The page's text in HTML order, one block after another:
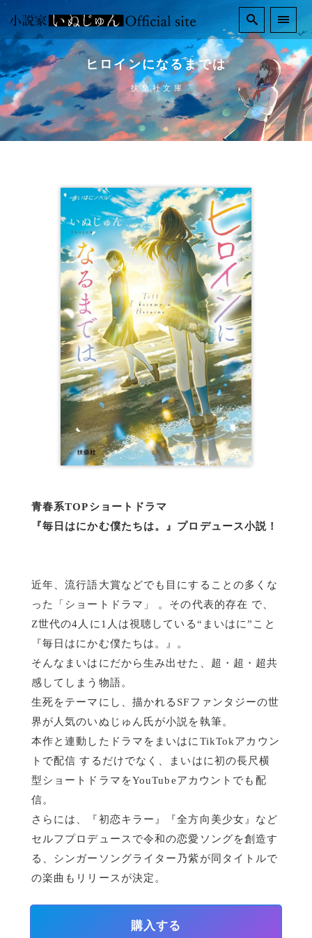
ヒロインになるまでは
扶桑社文庫
青春系TOPショートドラマ
『毎日はにかむ僕たちは。』プロデュース小説！
近年、流行語大賞などでも目にすることの多くな
った「ショートドラマ」 。その代表的存在 で、
Z世代の4人に1人は視聴している“まいはに”こと
『毎日はにかむ僕たちは。』。
そんなまいはにだから生み出せた、超・超・超共
感してしまう物語。
生死をテーマにし、描かれるSFファンタジーの世
界が人気のいぬじゅん氏が小説を執筆。
本作と連動したドラマをまいはにTikTokアカウン
トで配信 するだけでなく、まいはに初の長尺横
型ショートドラマをYouTubeアカウントでも配
信。
さらには、『初恋キラー』『全方向美少女』など
セルフプロデュースで令和の恋愛ソングを創造す
る、シンガーソングライター乃紫が同タイトルで
の楽曲もリリースが決定。
購入する